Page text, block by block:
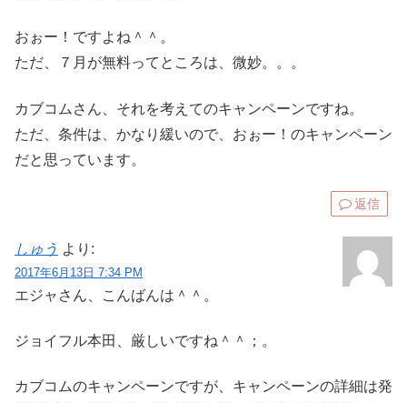
おぉー！ですよね＾＾。
ただ、７月が無料ってところは、微妙。。。
カブコムさん、それを考えてのキャンペーンですね。
ただ、条件は、かなり緩いので、おぉー！のキャンペーン
だと思っています。
返信
しゅう より:
2017年6月13日 7:34 PM
エジャさん、こんばんは＾＾。
ジョイフル本田、厳しいですね＾＾；。
カブコムのキャンペーンですが、キャンペーンの詳細は発